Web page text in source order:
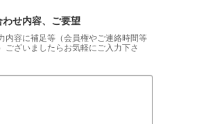
わせ内容、ご要望
内容に補足等（会員権やご連絡時間等
ございましたらお気軽にご入力下さ